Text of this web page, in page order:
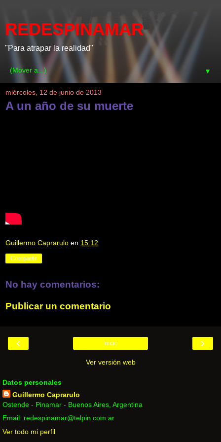
REDESPINAMAR
"Para atrapar la realidad"
▼
miércoles, 12 de junio de 2013
A un año de su muerte
Guillermo Caprarulo en 15:12
Compartir
No hay comentarios:
Publicar un comentario
‹ ›
Inicio
Ver versión web
Datos personales
Guillermo Caprarulo
Ostende - Pinamar - Buenos Aires, Argentina
Email: redespinamar@telpin.com.ar
Ver todo mi perfil